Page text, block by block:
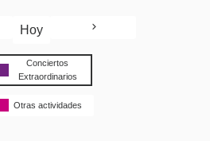
Hoy
Conciertos
Extraordinarios
Otras actividades